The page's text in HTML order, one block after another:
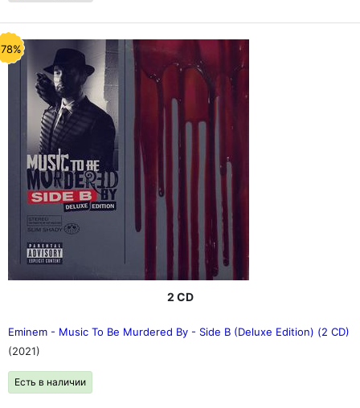
2 CD
Eminem - Music To Be Murdered By - Side B (Deluxe Edition) (2 CD)
(2021)
Есть в наличии